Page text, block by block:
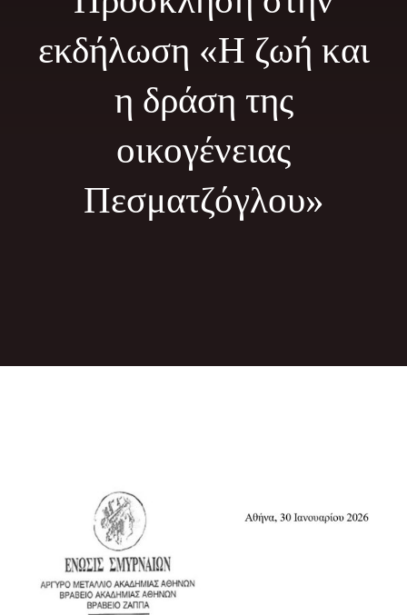
Τα Νέα μας
εκδήλωση «Η ζωή και
η δράση της
οικογένειας
Πεσματζόγλου»